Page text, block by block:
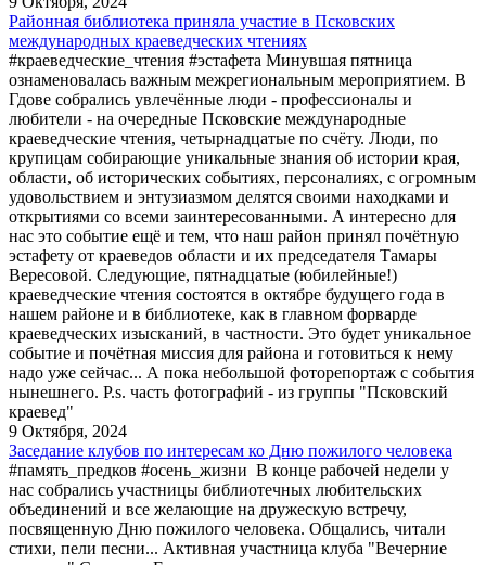
Районная библиотека приняла участие в Псковских
международных краеведческих чтениях
#краеведческие_чтения #эстафета Минувшая пятница
ознаменовалась важным межрегиональным мероприятием. В
Гдове собрались увлечённые люди - профессионалы и
любители - на очередные Псковские международные
краеведческие чтения, четырнадцатые по счёту. Люди, по
крупицам собирающие уникальные знания об истории края,
области, об исторических событиях, персоналиях, с огромным
удовольствием и энтузиазмом делятся своими находками и
открытиями со всеми заинтересованными. А интересно для
нас это событие ещё и тем, что наш район принял почётную
эстафету от краеведов области и их председателя Тамары
Вересовой. Следующие, пятнадцатые (юбилейные!)
краеведческие чтения состоятся в октябре будущего года в
нашем районе и в библиотеке, как в главном форварде
краеведческих изысканий, в частности. Это будет уникальное
событие и почётная миссия для района и готовиться к нему
надо уже сейчас... А пока небольшой фоторепортаж с события
нынешнего. P.s. часть фотографий - из группы "Псковский
краевед"
9 Октября, 2024
Заседание клубов по интересам ко Дню пожилого человека
#память_предков #осень_жизни В конце рабочей недели у
нас собрались участницы библиотечных любительских
объединений и все желающие на дружескую встречу,
посвященную Дню пожилого человека. Общались, читали
стихи, пели песни... Активная участница клуба "Вечерние